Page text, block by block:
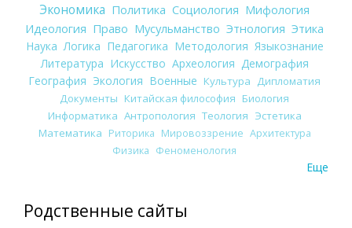
Экономика Политика Социология Мифология
Идеология Право Мусульманство Этнология Этика
Наука Логика Педагогика Методология Языкознание
Литература Искусство Археология Демография
География Экология Военные Культура
Дипломатия
Документы Китайская философия Биология
Информатика Антропология Теология Эстетика
Математика Риторика Мировоззрение Архитектура
Физика Феноменология
Еще
Родственные сайты